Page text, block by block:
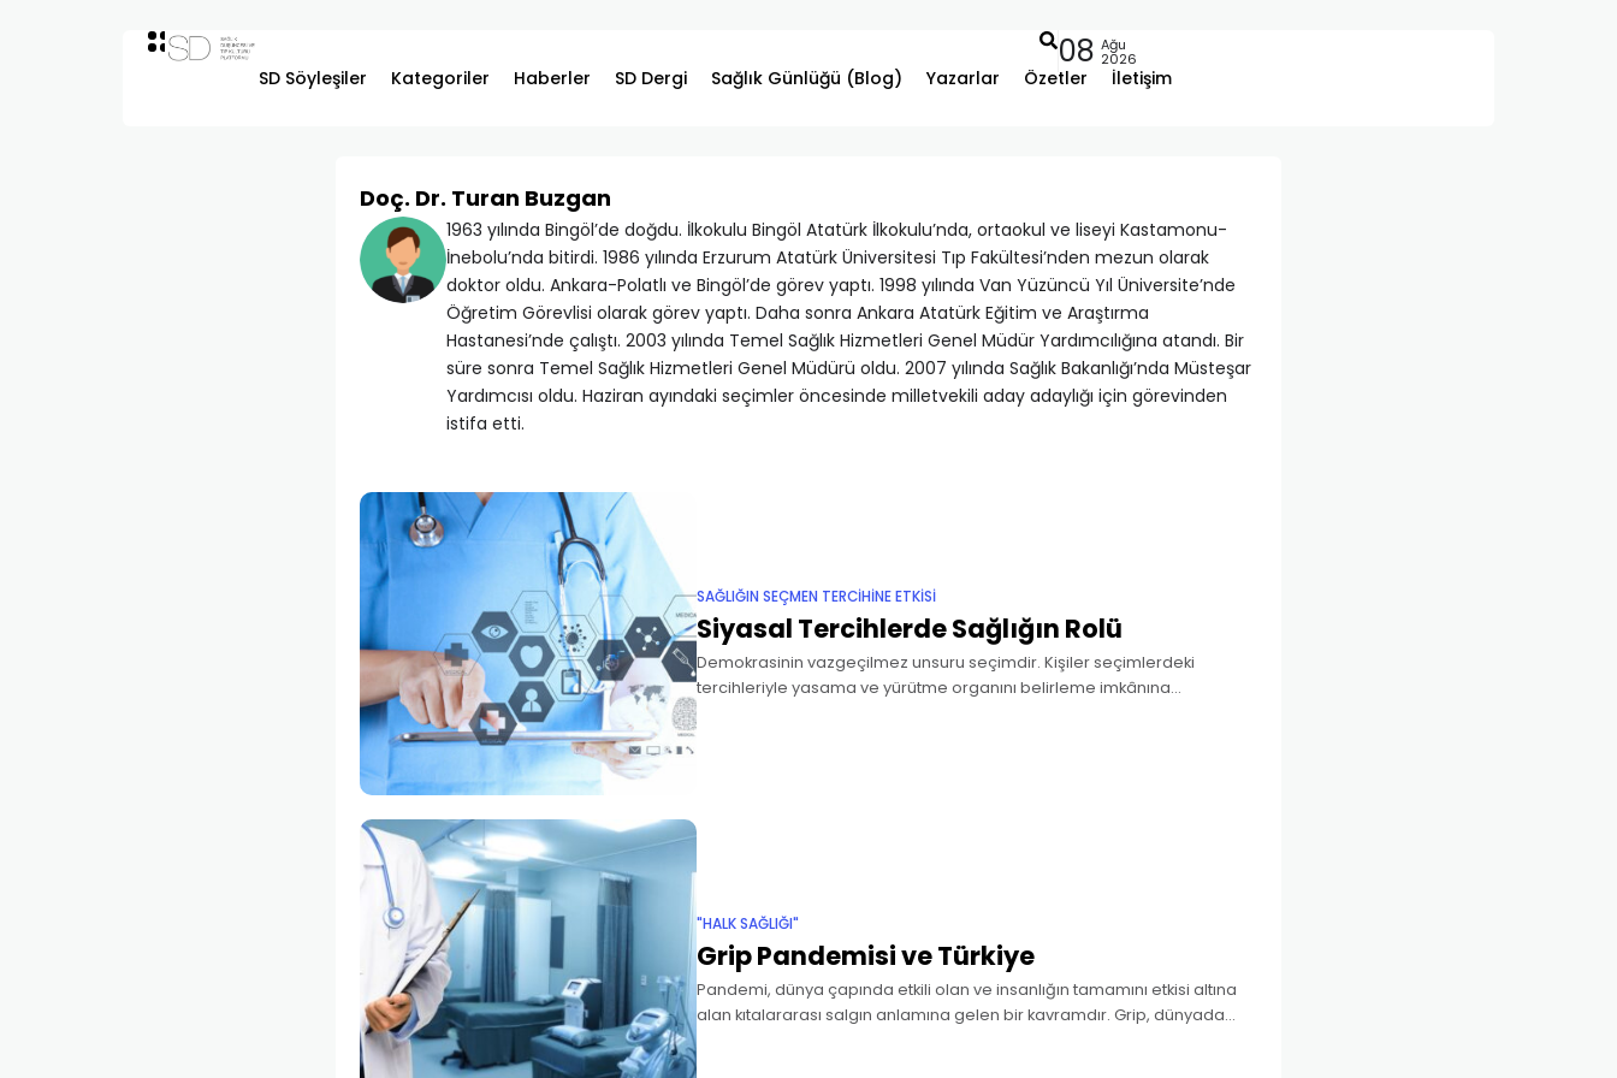
SD Söyleşiler Kategoriler Haberler SD Dergi Sağlık Günlüğü (Blog) Yazarlar Özetler İletişim
08 Ağu
2026
Doç. Dr. Turan Buzgan
1963 yılında Bingöl’de doğdu. İlkokulu Bingöl Atatürk İlkokulu’nda, ortaokul ve liseyi Kastamonu-
İnebolu’nda bitirdi. 1986 yılında Erzurum Atatürk Üniversitesi Tıp Fakültesi’nden mezun olarak
doktor oldu. Ankara-Polatlı ve Bingöl’de görev yaptı. 1998 yılında Van Yüzüncü Yıl Üniversite’nde
Öğretim Görevlisi olarak görev yaptı. Daha sonra Ankara Atatürk Eğitim ve Araştırma
Hastanesi’nde çalıştı. 2003 yılında Temel Sağlık Hizmetleri Genel Müdür Yardımcılığına atandı. Bir
süre sonra Temel Sağlık Hizmetleri Genel Müdürü oldu. 2007 yılında Sağlık Bakanlığı’nda Müsteşar
Yardımcısı oldu. Haziran ayındaki seçimler öncesinde milletvekili aday adaylığı için görevinden
istifa etti.
SAĞLIĞIN SEÇMEN TERCİHİNE ETKİSİ
Siyasal Tercihlerde Sağlığın Rolü
Demokrasinin vazgeçilmez unsuru seçimdir. Kişiler seçimlerdeki
tercihleriyle yasama ve yürütme organını belirleme imkânına
kavuşmaktadırlar. Seçmenler hangi saiklerle bu tercihlerini belirlerler?
"HALK SAĞLIĞI"
Grip Pandemisi ve Türkiye
Pandemi, dünya çapında etkili olan ve insanlığın tamamını etkisi altına
alan kıtalararası salgın anlamına gelen bir kavramdır. Grip, dünyada
pandemi yaratan önemli hastalıklardan biridir. Bugüne kadar kayıt altına
alınan pandemilerin